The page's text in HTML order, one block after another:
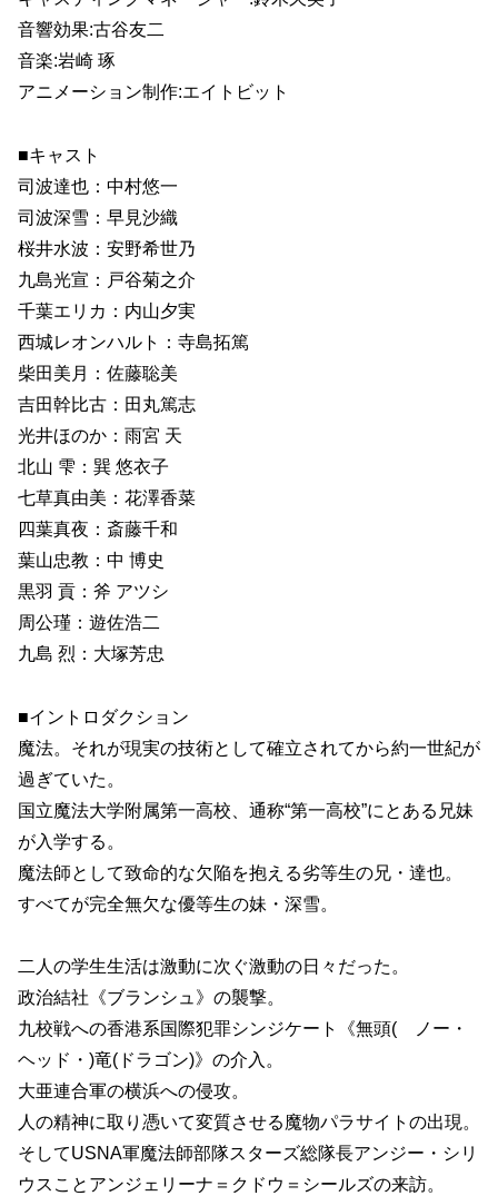
音響効果:古谷友二
音楽:岩崎 琢
アニメーション制作:エイトビット
■キャスト
司波達也：中村悠一
司波深雪：早見沙織
桜井水波：安野希世乃
九島光宣：戸谷菊之介
千葉エリカ：内山夕実
西城レオンハルト：寺島拓篤
柴田美月：佐藤聡美
吉田幹比古：田丸篤志
光井ほのか：雨宮 天
北山 雫：巽 悠衣子
七草真由美：花澤香菜
四葉真夜：斎藤千和
葉山忠教：中 博史
黒羽 貢：斧 アツシ
周公瑾：遊佐浩二
九島 烈：大塚芳忠
■イントロダクション
魔法。それが現実の技術として確立されてから約一世紀が
過ぎていた。
国立魔法大学附属第一高校、通称“第一高校”にとある兄妹
が入学する。
魔法師として致命的な欠陥を抱える劣等生の兄・達也。
すべてが完全無欠な優等生の妹・深雪。
二人の学生生活は激動に次ぐ激動の日々だった。
政治結社《ブランシュ》の襲撃。
九校戦への香港系国際犯罪シンジケート《無頭( ノー・
ヘッド・)竜(ドラゴン)》の介入。
大亜連合軍の横浜への侵攻。
人の精神に取り憑いて変質させる魔物パラサイトの出現。
そしてUSNA軍魔法師部隊スターズ総隊長アンジー・シリ
ウスことアンジェリーナ＝クドウ＝シールズの来訪。